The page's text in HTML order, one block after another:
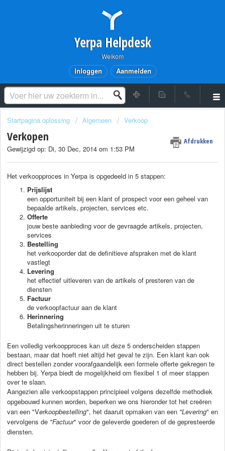
Yerpa Helpdesk
Welkom
Inloggen Aanmelden
Startpagina oplossing Algemeen Verkoop
Verkopen Afdrukken
Gewijzigd op: Di, 30 Dec, 2014 om 1:53 PM
Het verkoopproces in Yerpa is opgedeeld in 5 stappen:
Prijslijst
een opportuniteit bij een klant of prospect voor een geheel van
bepaalde artikels, projecten, services etc.
Offerte
jouw beste aanbieding voor de gevraagde artikels, projecten,
services
Bestelling
het verkooporder dat de definitieve afspraken met de klant
vastlegt
Levering
het effectief uitleveren van de artikels of presteren van de
diensten
Factuur
de verkoopfactuur aan de klant
Herinnering
Betalingsherinneringen uit te sturen
Een volledig verkoopproces kan uit deze 5 onderscheiden stappen
bestaan, maar dat hoeft niet altijd het geval te zijn. Een klant kan ook
direct bestellen zonder voorafgaandelijk een formele offerte gekregen te
hebben bij. Yerpa biedt de mogelijkheid om flexibel 1 of meer stappen
over te slaan.
Aangezien alle verkoopstappen principieel volgens dezelfde methodiek
opgebouwd kunnen worden, beperken we ons hieronder tot het creëren
van een "Verkoopbestelling", het daaruit opmaken van een "Levering" en
vervolgens de "Factuur" voor de geleverde goederen of de gepresteerde
diensten.